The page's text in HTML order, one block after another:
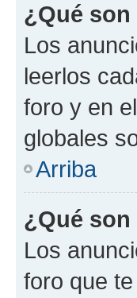
¿Qué
Los
leerlos
foro y en
globales
Arriba
¿Qué
Los
foro que